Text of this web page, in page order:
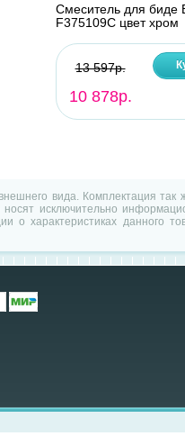
Смеситель для биде
F375109C цвет хром
13 597р.
10 878р.
вида. Комплектация
исключительно
о характеристиках данного